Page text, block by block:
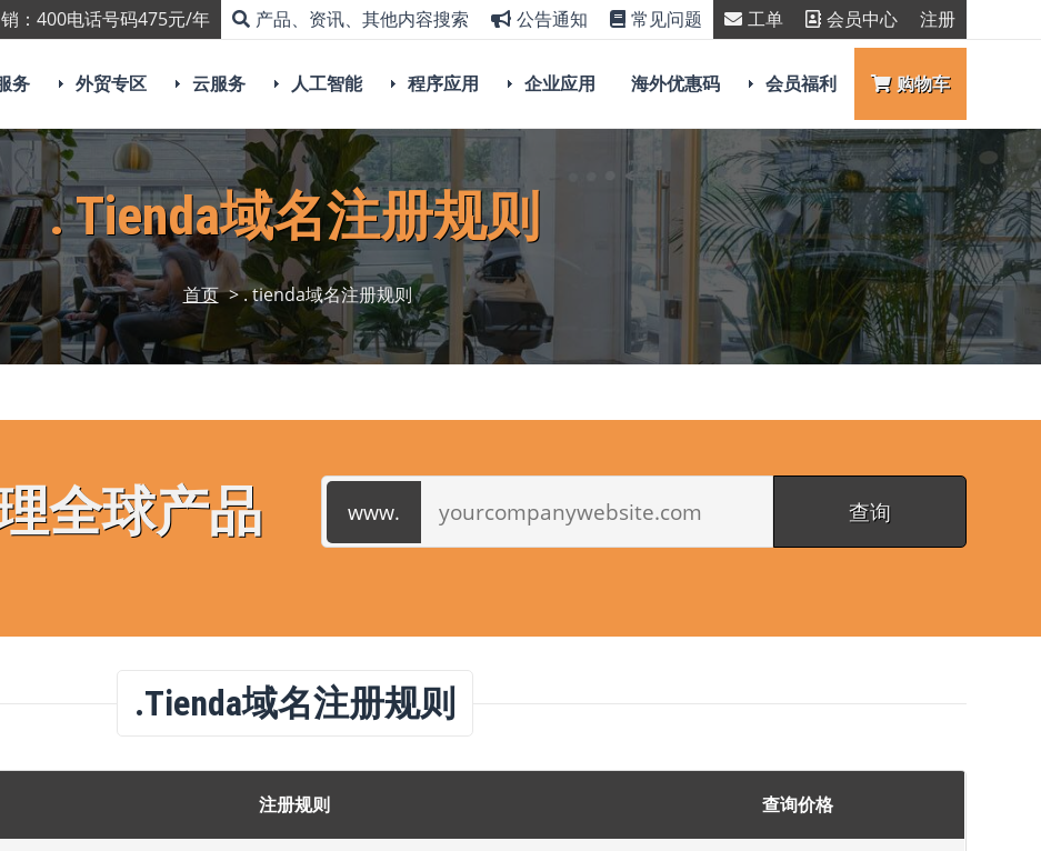
：400电话号码475元/年 产品、资讯、其他内容搜索 公告通知 常见问题 工单 会员中心 注册
务 外贸专区 云服务 人工智能 程序应用 企业应用 海外优惠码 会员福利 购物车
. Tienda域名注册规则
首页 > . tienda域名注册规则
全球产品
.tienda域名注册规则
注册规则 查询价格